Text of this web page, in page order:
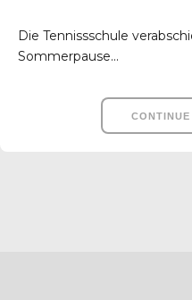
Die Tennissschule
Sommerpause...